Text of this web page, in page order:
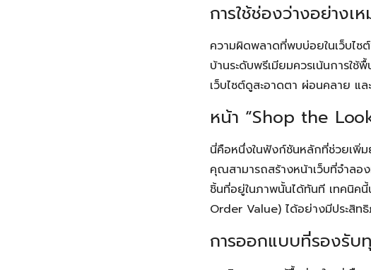
การใช้ช่องว่างอย่าง
ความผิดพลาดที่พบบ่อยในเว็บไ
บ้านระดับพรีเมียมควรเน้นการใช้
เว็บไซต์ดูสะอาดตา ผ่อนคลาย แล
หน้า “Shop the
นี่คือหนึ่งในฟังก์ชันหลักที่ช่วยเพิ่
คุณสามารถสร้างหน้าเว็บที่จำล
ชิ้นที่อยู่ในภาพนั้นได้ทันที เทคนิค
Order Value) ได้อย่างมีประสิท
การออกแบบที่รองรั